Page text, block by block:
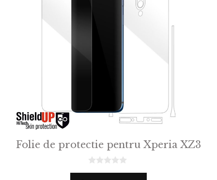
Folie de protectie pentru Xperia XZ3
0